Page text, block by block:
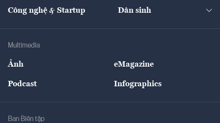
Tư vấn Nông sản
Giải trí
Công nghệ & Startup Dân sinh
Multimedia
Ảnh eMagazine
Podcast Infographics
Ban Biên tập